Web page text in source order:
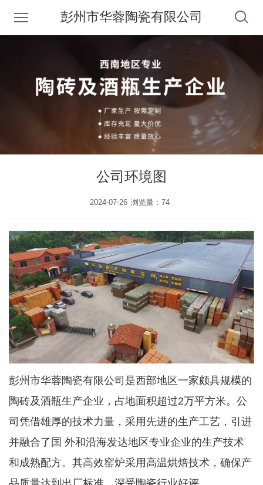
彭州市华蓉陶瓷有限公司
公司环境图
2024-07-26 浏览量：74
彭州市华蓉陶瓷有限公司是西部地区一家颇具规模的
陶砖及酒瓶生产企业，占地面积超过2万平方米。公
司凭借雄厚的技术力量，采用先进的生产工艺，引进
并融合了国 外和沿海发达地区专业企业的生产技术
和成熟配方。其高效窑炉采用高温烘焙技术，确保产